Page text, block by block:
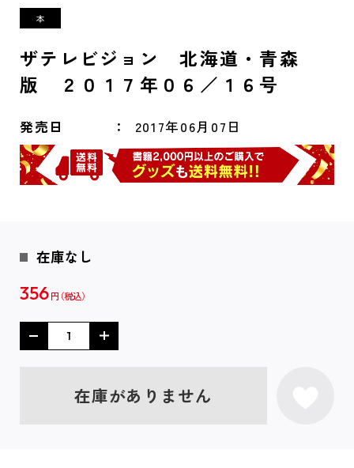
ザテレビジョン 北海道・青森
版 ２０１７年０６／１６号
発売日 2017年06月07日
在庫なし
356 円
在庫がありません